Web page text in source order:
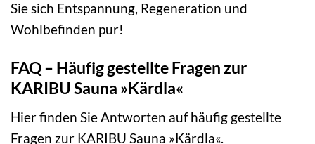
Sie sich Entspannung, Regeneration und
Wohlbefinden pur!
FAQ – Häufig gestellte Fragen zur
KARIBU Sauna »Kärdla«
Hier finden Sie Antworten auf häufig gestellte
Fragen zur KARIBU Sauna »Kärdla«.